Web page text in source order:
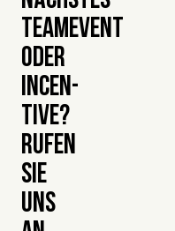
TEAMEVENT
ODER
INCEN­
TIVE?
RUFEN
SIE
UNS